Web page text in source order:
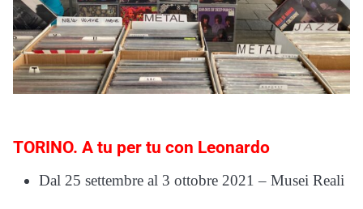
TORINO. A tu per tu con Leonardo
Dal 25 settembre al 3 ottobre 2021 – Musei Reali